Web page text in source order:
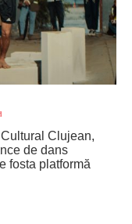
Clujean,
de dans
fosta platformă